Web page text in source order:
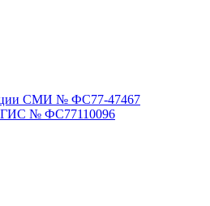
СМИ № ФС77-47467
№ ФС77110096